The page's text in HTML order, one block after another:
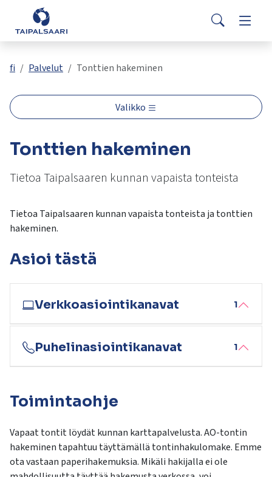
Siirry pääsisältöön
Palaute
Yhteystiedot
Search
Valitse
oleva
ylös-
ja
Siirry
valittuun
hakutulokseen
Kosketuslaitteiden
käyttäjät
käyttää
pyyhkäisyliikkeitä.
Asuminen ja rakentaminen
Opetus ja kasvatus
Hyvinvointi ja terveys
Kulttuuri ja vapaa-aika
Kunta ja päätöksenteko
Työ ja yrittäminen
fi Palvelut Tonttien hakeminen
Valikko
Tonttien hakeminen
Tietoa Taipalsaaren kunnan vapaista tonteista
Tietoa Taipalsaaren kunnan vapaista tonteista ja tonttien
hakeminen.
Asioi tästä
Verkkoasiointikanavat 1
Puhelinasiointikanavat 1
Toimintaohje
Vapaat tontit löydät kunnan karttapalvelusta. AO-tontin
hakeminen tapahtuu täyttämällä tontinhakulomake. Emme
ota vastaan paperihakemuksia. Mikäli hakijalla ei ole